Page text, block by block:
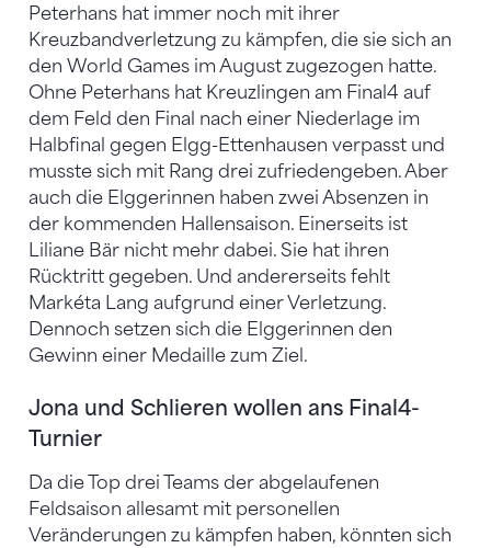
Peterhans hat immer noch mit ihrer
Kreuzbandverletzung zu kämpfen, die sie sich an
den World Games im August zugezogen hatte.
Ohne Peterhans hat Kreuzlingen am Final4 auf
dem Feld den Final nach einer Niederlage im
Halbfinal gegen Elgg-Ettenhausen verpasst und
musste sich mit Rang drei zufriedengeben. Aber
auch die Elggerinnen haben zwei Absenzen in
der kommenden Hallensaison. Einerseits ist
Liliane Bär nicht mehr dabei. Sie hat ihren
Rücktritt gegeben. Und andererseits fehlt
Markéta Lang aufgrund einer Verletzung.
Dennoch setzen sich die Elggerinnen den
Gewinn einer Medaille zum Ziel.
Jona und Schlieren wollen ans Final4-
Turnier
Da die Top drei Teams der abgelaufenen
Feldsaison allesamt mit personellen
Veränderungen zu kämpfen haben, könnten sich